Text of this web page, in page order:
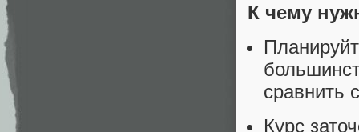
К чему
сравнить
Курс